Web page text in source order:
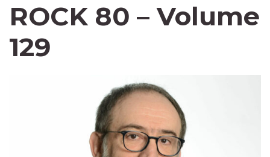
ROCK 80 – Volume
129